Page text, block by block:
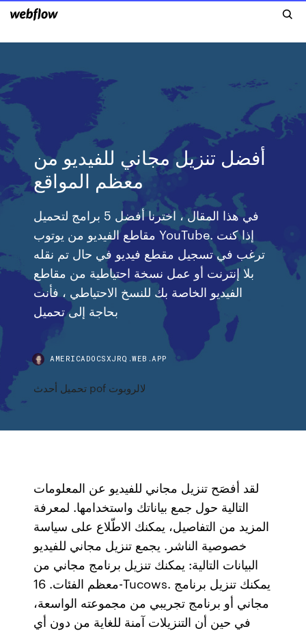
أفضل تنزيل مجاني للفيديو من
معظم المواقع
في هذا المقال ، اخترنا أفضل 5 برامج لتحميل
مقاطع الفيديو من يوتوب YouTube. إذا كنت
ترغب في تسجيل مقطع فيديو في حال تم نقله
بلا إنترنت أو عمل نسخة احتياطية من مقاطع
الفيديو الخاصة بك للنسخ الاحتياطي ، فأنت
بحاجة إلى تحميل
AMERICADOCSXJRQ.WEB.APP
تحميل أحدث pof لالروبوت
لقد أفصَح تنزيل مجاني للفيديو عن المعلومات
التالية حول جمع بياناتك واستخدامها. لمعرفة
المزيد من التفاصيل، يمكنك الاطّلاع على سياسة
خصوصية الناشر. يجمع تنزيل مجاني للفيديو
البيانات التالية: يمكنك تنزيل برنامج مجاني من
معظم الفئات. 16-Tucows. يمكنك تنزيل برنامج
مجاني أو برنامج تجريبي من مجموعته الواسعة،
في حين أن التنزيلات آمنة للغاية من دون أي